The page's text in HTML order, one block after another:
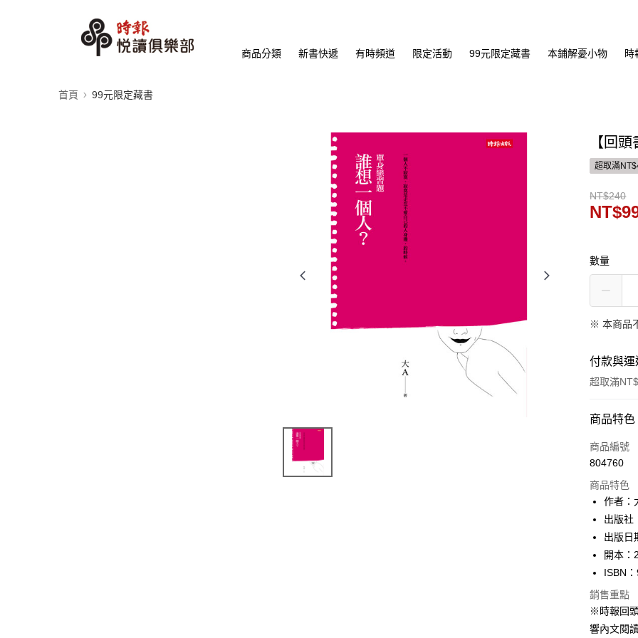
商品分類 新書快遞 有時頻道 限定活動 99元限定藏書 本鋪解憂小物 時
首頁 99元限定藏書
【回
超取滿
NT$240
數量
※ 本商品
付款與
超取滿
付款方式
信用卡一
運送方式
付款後全
每筆
付款後7-
每筆
宅配
商品特色
商品編號
804760
商品特色
作者：
出版社
出版日
開本：
ISBN
銷售重點
※時報回
響內文閱